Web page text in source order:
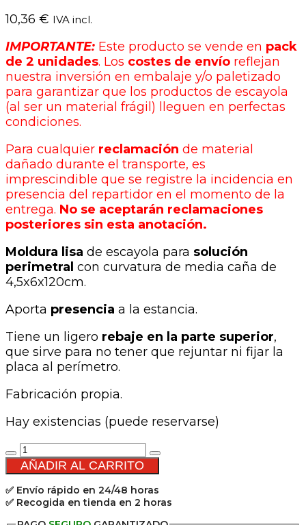
10,36 € IVA incl.
IMPORTANTE: Este producto se vende en pack
de 2 unidades. Los costes de envío reflejan
nuestra inversión en embalaje y/o paletizado
para garantizar que los productos de escayola
(al ser un material frágil) lleguen en perfectas
condiciones.
Para cualquier reclamación de material
dañado durante el transporte, es
imprescindible que se registre la incidencia en
presencia del repartidor en el momento de la
entrega. No se aceptarán reclamaciones
posteriores sin esta anotación.
Moldura lisa de escayola para solución
perimetral con curvatura de media caña de
4,5x6x120cm.
Aporta presencia a la estancia.
Tiene un ligero rebaje en la parte superior,
que sirve para no tener que rejuntar ni fijar la
placa al perímetro.
Fabricación propia.
Hay existencias (puede reservarse)
Pack
2
Molduras
de
escayola
AÑADIR AL CARRITO
✅ Envío rápido en 24/48 horas
✅ Recogida en tienda en 2 horas